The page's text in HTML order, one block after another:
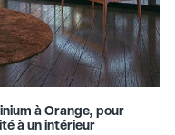
à Orange, pour
à un intérieur